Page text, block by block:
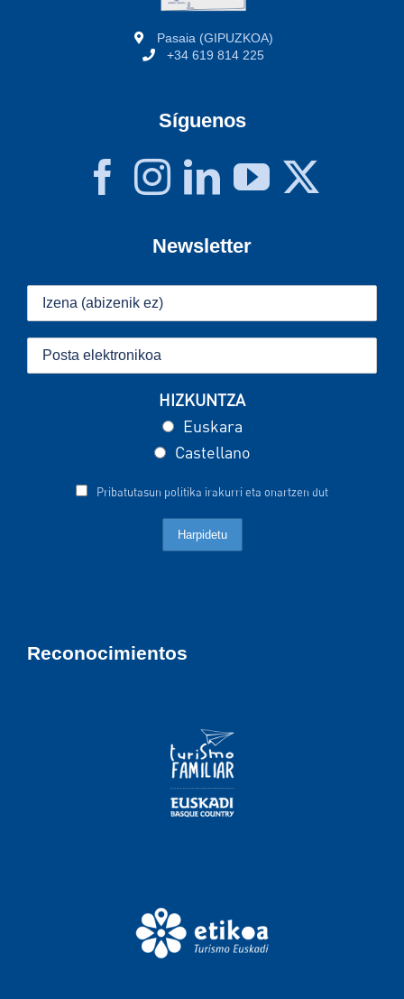
Pasaia (GIPUZKOA)
+34 619 814 225
Síguenos
Newsletter
HIZKUNTZA
Euskara
Castellano
Pribatutasun politika irakurri eta onartzen dut
Reconocimientos